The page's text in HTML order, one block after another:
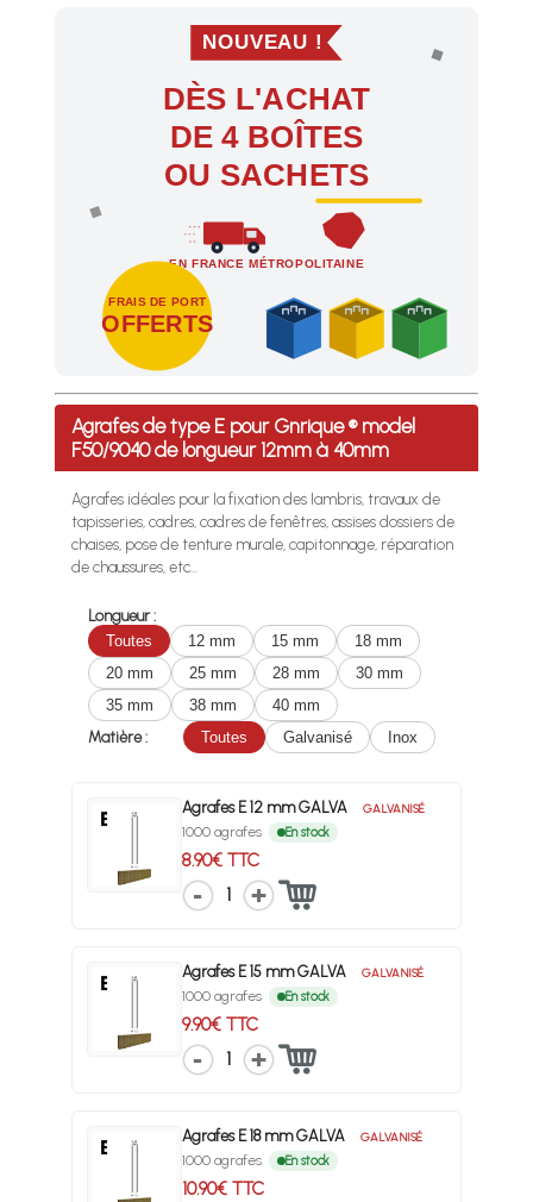
NOUVEAU !
DÈS L'ACHAT
DE 4 BOÎTES
OU SACHETS
EN FRANCE MÉTROPOLITAINE
FRAIS DE PORT
OFFERTS
Profitez des Frais de port offerts en France
Agrafes de type E pour Gnrique ® model
F50/9040 de longueur 12mm à 40mm
Agrafes idéales pour la fixation des lambris, travaux de
tapisseries, cadres, cadres de fenêtres, assises dossiers de
chaises, pose de tenture murale, capitonnage, réparation
de chaussures, etc...
Longueur :
Toutes
12 mm 15 mm
18 mm
20 mm
25 mm 28 mm
30 mm
35 mm
38 mm
40 mm
Matière :
Toutes Galvanisé Inox
Agrafes E 12 mm GALVA GALVANISÉ
1000 agrafes En stock
8.90€ TTC
1
Agrafes E 15 mm GALVA GALVANISÉ
1000 agrafes En stock
9.90€ TTC
1
Agrafes E 18 mm GALVA GALVANISÉ
1000 agrafes En stock
10.90€ TTC